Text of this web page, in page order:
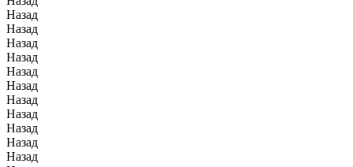
Назад
Назад
Назад
Назад
Назад
Назад
Назад
Назад
Назад
Назад
Назад